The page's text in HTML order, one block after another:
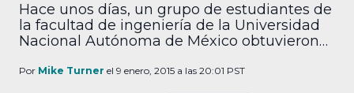
Hace unos días, un grupo de estudiantes de
la facultad de ingeniería de la Universidad
Nacional Autónoma de México obtuvieron
conocido como Hackathon
Por Mike Turner el 9 enero, 2015 a las 20:01 PST